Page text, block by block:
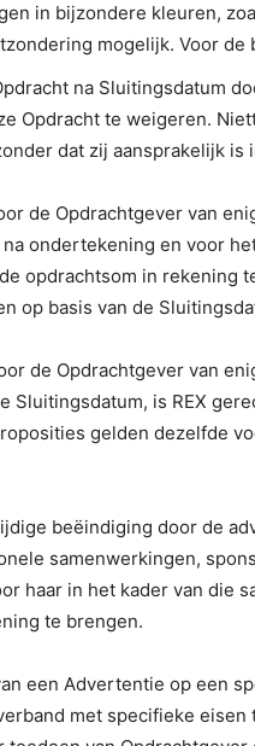
in bijzondere kleuren,
mogelijk. Voor
na Sluitingsdatum
Opdracht te weigeren.
dat zij aansprakelijk is
de Opdrachtgever van
ondertekening en voor
opdrachtsom in rekening
op basis van de
de Opdrachtgever van
Sluitingsdatum, is REX
gelden dezelfde
beëindiging door de
samenwerkingen,
haar in het kader van die
te brengen.
een Advertentie op een
met specifieke